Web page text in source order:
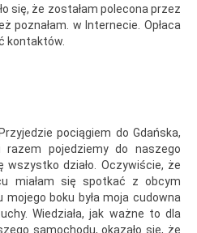
się, że zostałam polecona przez
poznałam. w Internecie. Opłaca
kontaktów.
pociągiem do Gdańska,
pojedziemy do naszego
wszystko działo. Oczywiście, że
miałam się spotkać z obcym
boku była moja cudowna
Wiedziała, jak ważne to dla
samochodu, okazało się, że